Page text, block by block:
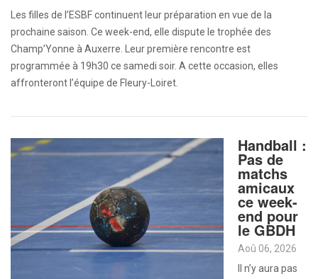
Les filles de l’ESBF continuent leur préparation en vue de la
prochaine saison. Ce week-end, elle dispute le trophée des
Champ’Yonne à Auxerre. Leur première rencontre est
programmée à 19h30 ce samedi soir. A cette occasion, elles
affronteront l’équipe de Fleury-Loiret.
Handball :
Pas de
matchs
amicaux
ce week-
end pour
le GBDH
Aoû 06, 2026
Il n’y aura pas